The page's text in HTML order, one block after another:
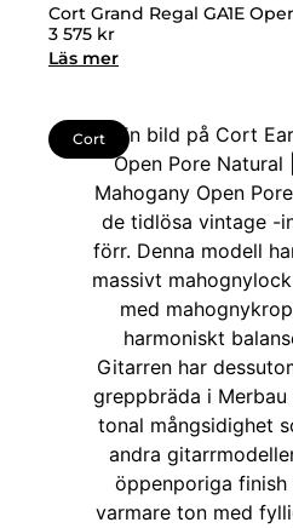
Cort Grand Regal GA1E
3 575 kr
Läs mer
Cort